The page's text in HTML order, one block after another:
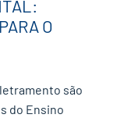
O
são
do Ensino